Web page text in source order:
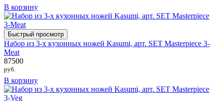
В корзину
Быстрый просмотр
Набор из 3-х кухонных ножей Kasumi, арт. SET Masterpiece 3-
Meat
87500
руб.
В корзину